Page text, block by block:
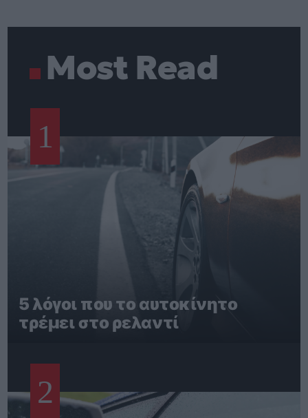
Most Read
1
5 λόγοι που το αυτοκίνητο
τρέμει στο ρελαντί
2